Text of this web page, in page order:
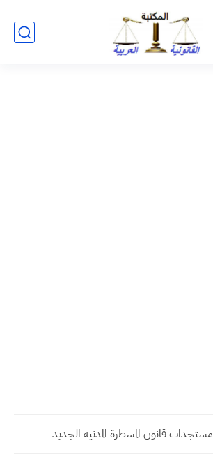
مستجدات قانون المسطرة المدنية الجديد